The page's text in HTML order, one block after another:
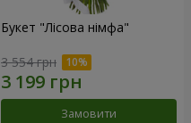
Букет "Лісова німфа"
3 554 грн
Замовити